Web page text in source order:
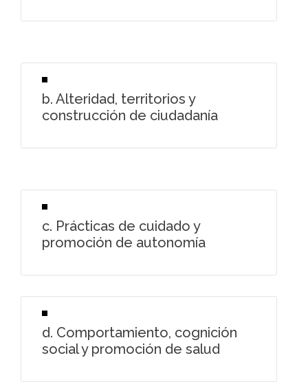
b. Alteridad, territorios y
construcción de ciudadanía
c. Prácticas de cuidado y
promoción de autonomía
d. Comportamiento, cognición
social y promoción de salud